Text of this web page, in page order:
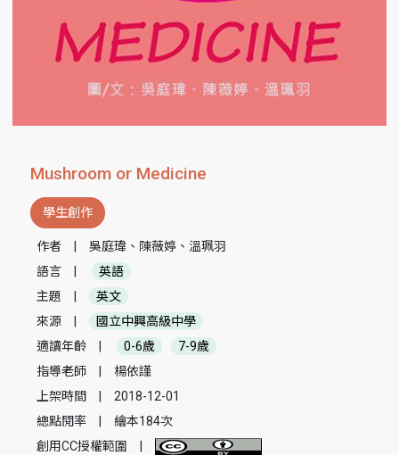
Mushroom or Medicine
學生創作
作者
吳庭瑋、陳薇婷、溫珮羽
語言
英語
主題
英文
來源
國立中興高級中學
適讀年齡
0-6歲
7-9歲
指導老師
楊依謹
上架時間
2018-12-01
總點閱率
繪本184次
創用CC授權範圍